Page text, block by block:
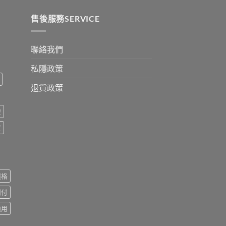
售後服務SERVICE
聯絡我們
私隱政策
退貨政策